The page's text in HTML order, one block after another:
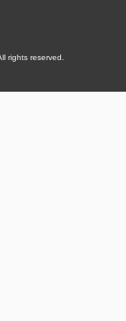
rights reserved.